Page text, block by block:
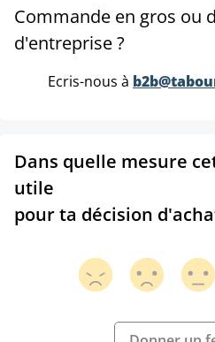
Commande en gros ou
d'entreprise ?
Ecris-nous à
Dans quelle mesure
utile
pour ta décision